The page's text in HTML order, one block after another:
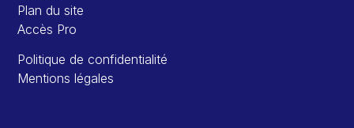
Plan du site
Accès Pro
Politique de confidentialité
Mentions légales